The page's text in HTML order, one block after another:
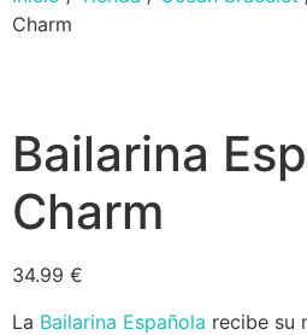
Charm
Bailarina
Charm
34.99 €
La Bailarina Española recibe su